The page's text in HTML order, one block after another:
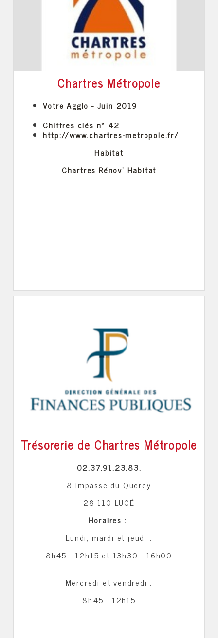
Chartres Métropole
Votre Agglo - Juin 2019
Chiffres clés n° 42
http://www.chartres-metropole.fr/
Habitat
Chartres Rénov' Habitat
Trésorerie de Chartres Métropole
02.37.91.23.83.
8 impasse du Quercy
28 110 LUCÉ
Horaires :
Lundi, mardi et jeudi :
8h45 - 12h15 et 13h30 - 16h00
Mercredi et vendredi :
8h45 - 12h15